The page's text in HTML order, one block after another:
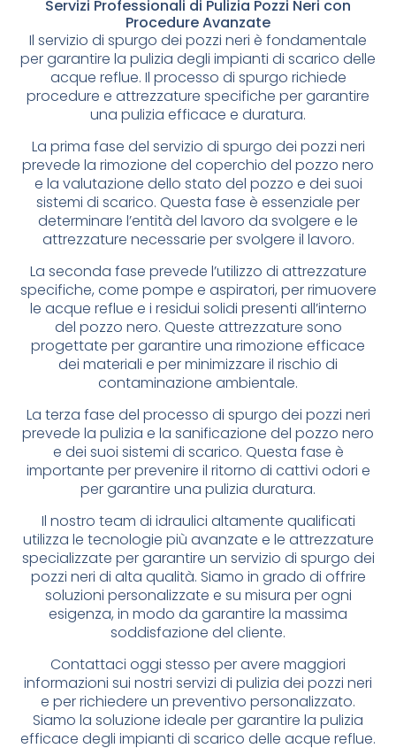
Servizi Professionali di Pulizia Pozzi Neri con
Procedure Avanzate
Il servizio di spurgo dei pozzi neri è fondamentale
per garantire la pulizia degli impianti di scarico delle
acque reflue. Il processo di spurgo richiede
procedure e attrezzature specifiche per garantire
una pulizia efficace e duratura.
La prima fase del servizio di spurgo dei pozzi neri
prevede la rimozione del coperchio del pozzo nero
e la valutazione dello stato del pozzo e dei suoi
sistemi di scarico. Questa fase è essenziale per
determinare l’entità del lavoro da svolgere e le
attrezzature necessarie per svolgere il lavoro.
La seconda fase prevede l’utilizzo di attrezzature
specifiche, come pompe e aspiratori, per rimuovere
le acque reflue e i residui solidi presenti all’interno
del pozzo nero. Queste attrezzature sono
progettate per garantire una rimozione efficace
dei materiali e per minimizzare il rischio di
contaminazione ambientale.
La terza fase del processo di spurgo dei pozzi neri
prevede la pulizia e la sanificazione del pozzo nero
e dei suoi sistemi di scarico. Questa fase è
importante per prevenire il ritorno di cattivi odori e
per garantire una pulizia duratura.
Il nostro team di idraulici altamente qualificati
utilizza le tecnologie più avanzate e le attrezzature
specializzate per garantire un servizio di spurgo dei
pozzi neri di alta qualità. Siamo in grado di offrire
soluzioni personalizzate e su misura per ogni
esigenza, in modo da garantire la massima
soddisfazione del cliente.
Contattaci oggi stesso per avere maggiori
informazioni sui nostri servizi di pulizia dei pozzi neri
e per richiedere un preventivo personalizzato.
Siamo la soluzione ideale per garantire la pulizia
efficace degli impianti di scarico delle acque reflue.